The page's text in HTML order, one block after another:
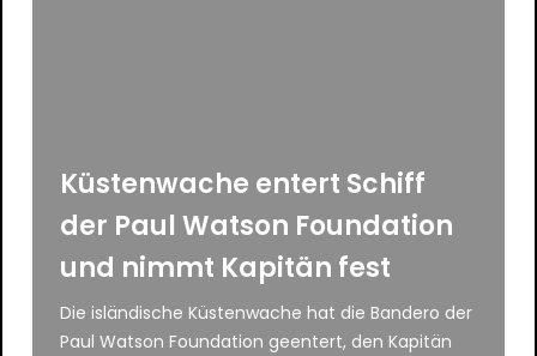
Küstenwache entert Schiff
der Paul Watson Foundation
und nimmt Kapitän fest
Die isländische Küstenwache hat die Bandero der
Paul Watson Foundation geentert, den Kapitän